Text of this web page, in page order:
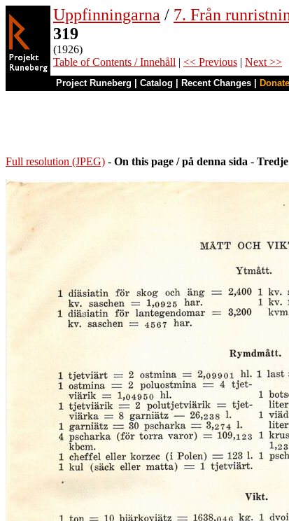
Uppfinningarna / 7. Från
319
(1926)
Table of Contents / Innehåll | << Previous | Next >>
Project Runeberg Catalog Recent Changes Donate
Full resolution (JPEG) - On this page / på denna sida -